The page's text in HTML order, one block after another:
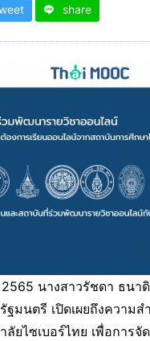
share
นางสาวรัชดา ธนา
มนตรี เปิดเผยถึงความส
ยไซเบอร์ไทย เพื่อการจั